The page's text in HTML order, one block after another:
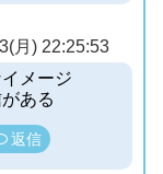
月) 22:25:53
メージ
ある
返信